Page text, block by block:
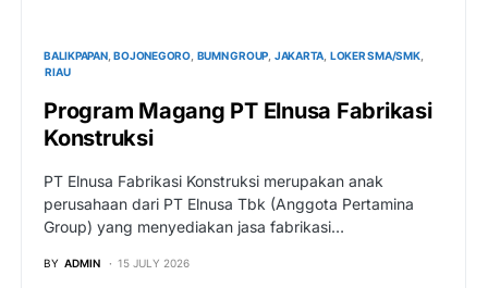
BALIKPAPAN BOJONEGORO BUMN GROUP JAKARTA LOKER SMA/SMK
RIAU
Program Magang PT Elnusa Fabrikasi
Konstruksi
PT Elnusa Fabrikasi Konstruksi merupakan anak
perusahaan dari PT Elnusa Tbk (Anggota Pertamina
Group) yang menyediakan jasa fabrikasi…
BY ADMIN 15 JULY 2026